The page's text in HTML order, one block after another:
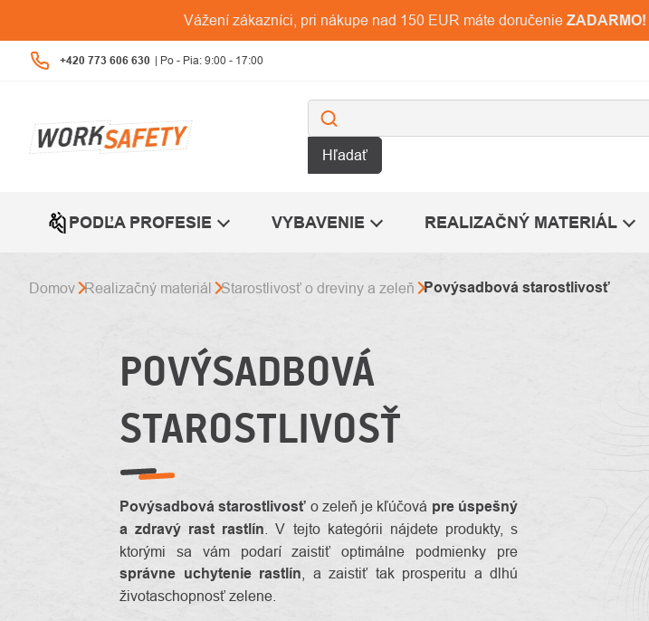
obsah
Vážení zákazníci, pri nákupe nad 150 EUR máte doručenie ZADARMO!
+420 773 606 630
Hľadať
PODĽA PROFESIE VYBAVENIE REALIZAČNÝ MATERIÁL
Domov Realizačný materiál Starostlivosť o dreviny a zeleň Povýsadbová starostlivosť
POVÝSADBOVÁ
STAROSTLIVOSŤ
Povýsadbová starostlivosť o zeleň je kľúčová pre úspešný
a zdravý rast rastlín . V tejto kategórii nájdete produkty, s
ktorými sa vám podarí zaistiť optimálne podmienky pre
správne uchytenie rastlín , a zaistiť tak prosperitu a dlhú
životaschopnosť zelene.